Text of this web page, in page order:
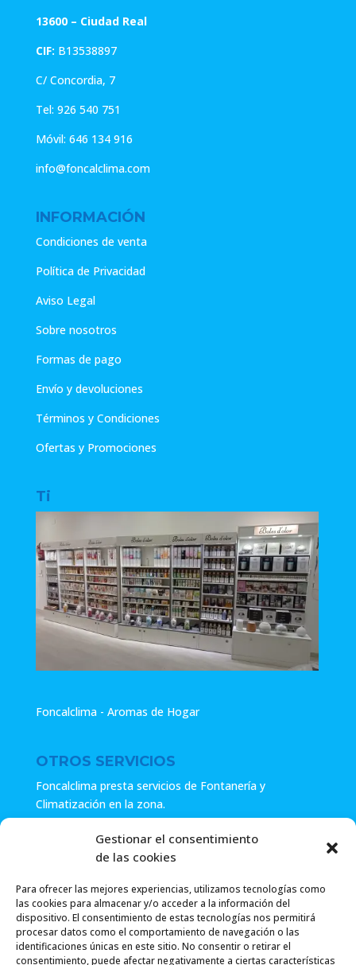
Gestionar el consentimiento
de las cookies
Para ofrecer las mejores experiencias, utilizamos tecnologías como
las cookies para almacenar y/o acceder a la información del
dispositivo. El consentimiento de estas tecnologías nos permitirá
procesar datos como el comportamiento de navegación o las
identificaciones únicas en este sitio. No consentir o retirar el
consentimiento, puede afectar negativamente a ciertas características
13600 – Ciudad Real
CIF: B13538897
C/ Concordia, 7
Tel: 926 540 751
Móvil: 646 134 916
info@foncalclima.com
INFORMACIÓN
Condiciones de venta
Política de Privacidad
Aviso Legal
Sobre nosotros
Formas de pago
Envío y devoluciones
Términos y Condiciones
Ofertas y Promociones
Ti
Foncalclima - Aromas de Hogar
OTROS SERVICIOS
Foncalclima presta servicios de Fontanería y
Climatización en la zona.
Especialistas en sistemas de Osmosis.
Pide presupuesto sin compromiso o llámanos y haz tu